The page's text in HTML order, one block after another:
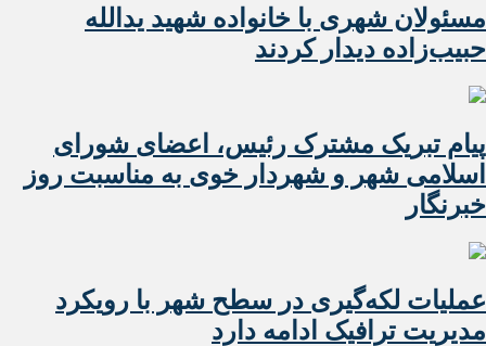
مسئولان شهری با خانواده شهید یدالله
حبیب‌زاده دیدار کردند
پیام تبریک مشترک رئیس، اعضای شورای
اسلامی شهر و شهردار خوی به مناسبت روز
خبرنگار
عملیات لکه‌گیری در سطح شهر با رویکرد
مدیریت ترافیک ادامه دارد